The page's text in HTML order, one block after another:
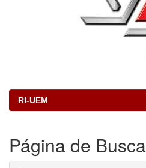
RI-UEM
Página de Busca